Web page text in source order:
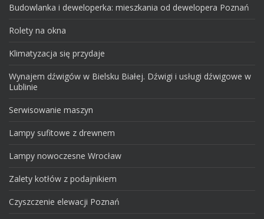
Budowlanka i deweloperka: mieszkania od dewelopera Poznań
Rolety na okna
Klimatyzacja się przydaje
Wynajem dźwigów w Bielsku Białej. Dźwigi i usługi dźwigowe w
Lublinie
Serwisowanie maszyn
Lampy sufitowe z drewnem
Lampy nowoczesne Wrocław
Zalety kotłów z podajnikiem
Czyszczenie elewacji Poznań